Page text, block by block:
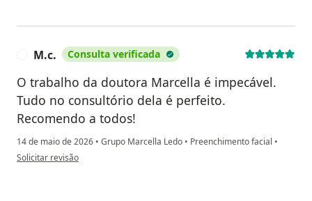
M.c. Consulta verificada
O trabalho da doutora Marcella é impecável.
Tudo no consultório dela é perfeito.
Recomendo a todos!
14 de maio de 2026 • Grupo Marcella Ledo • Preenchimento facial •
na opinião do utilizador M.c.
Solicitar revisão